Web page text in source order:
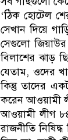
‘ঠিক হোটেল
সেখান দিয়ে
সেগুলো জিয়াউর
বিলাশের ঝাড়
যেতাম, ওদের
কিন্তু তাদের
করেন আওয়ামী
আওয়ামী লীগ
রাজনীতি